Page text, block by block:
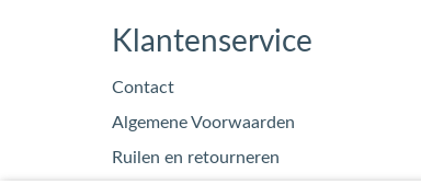
Klantenservice
Contact
Algemene Voorwaarden
Ruilen en retourneren